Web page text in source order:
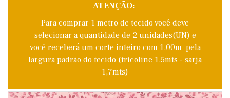
ATENÇÃO:
Para comprar 1 metro de tecido você deve
selecionar a quantidade de 2 unidades(UN) e
você receberá um corte inteiro com 1,00m pela
largura padrão do tecido (tricoline 1,5mts - sarja
1,7mts)